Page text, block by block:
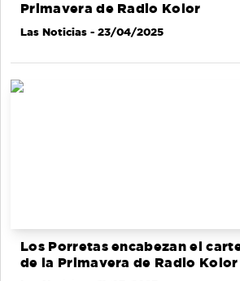
Primavera de Radio Kolor
Las Noticias - 23/04/2025
Los Porretas encabezan el
de la Primavera de Radio Kolor